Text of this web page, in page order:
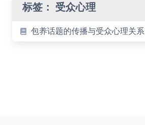
标签： 受众心理
包养话题的传播与受众心理关系